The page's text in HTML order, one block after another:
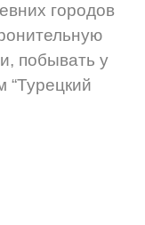
городов
побывать у
“Турецкий